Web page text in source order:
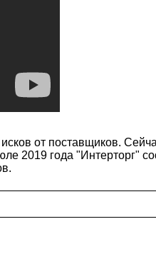
от поставщиков.
2019 года "Интерторг"